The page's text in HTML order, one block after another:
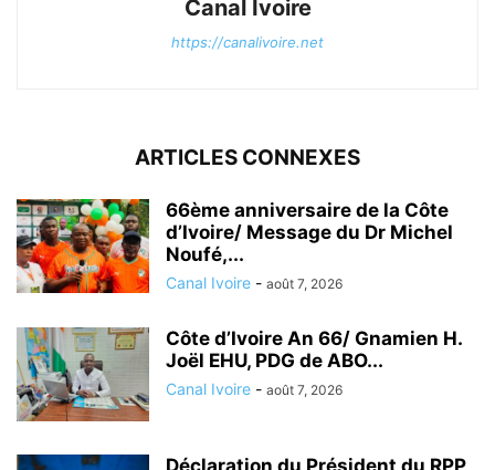
Canal Ivoire
https://canalivoire.net
ARTICLES CONNEXES
66ème anniversaire de la Côte
d’Ivoire/ Message du Dr Michel
Noufé,...
Canal Ivoire - août 7, 2026
Côte d’Ivoire An 66/ Gnamien H.
Joël EHU, PDG de ABO...
Canal Ivoire - août 7, 2026